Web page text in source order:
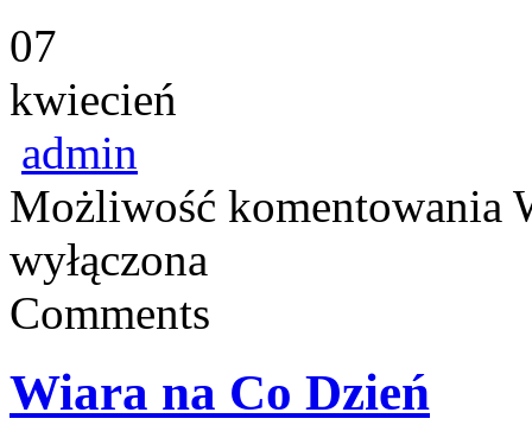
07
kwiecień
admin
Możliwość komentowania
wyłączona
Comments
Wiara na Co Dzień